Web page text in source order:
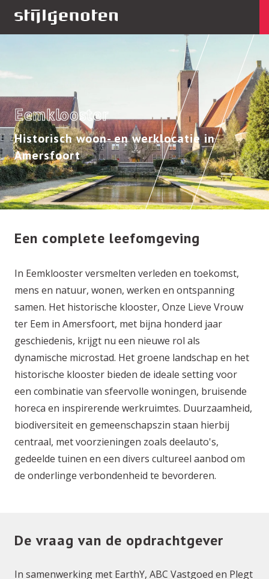
Eemklooster
Historisch woon- en werklocatie in
Amersfoort
Een complete leefomgeving
In Eemklooster versmelten verleden en toekomst,
mens en natuur, wonen, werken en ontspanning
samen. Het historische klooster, Onze Lieve Vrouw
ter Eem in Amersfoort, met bijna honderd jaar
geschiedenis, krijgt nu een nieuwe rol als
dynamische microstad. Het groene landschap en het
historische klooster bieden de ideale setting voor
een combinatie van sfeervolle woningen, bruisende
horeca en inspirerende werkruimtes. Duurzaamheid,
biodiversiteit en gemeenschapszin staan hierbij
centraal, met voorzieningen zoals deelauto's,
gedeelde tuinen en een divers cultureel aanbod om
de onderlinge verbondenheid te bevorderen.
De vraag van de opdrachtgever
In samenwerking met EarthY, ABC Vastgoed en Plegt